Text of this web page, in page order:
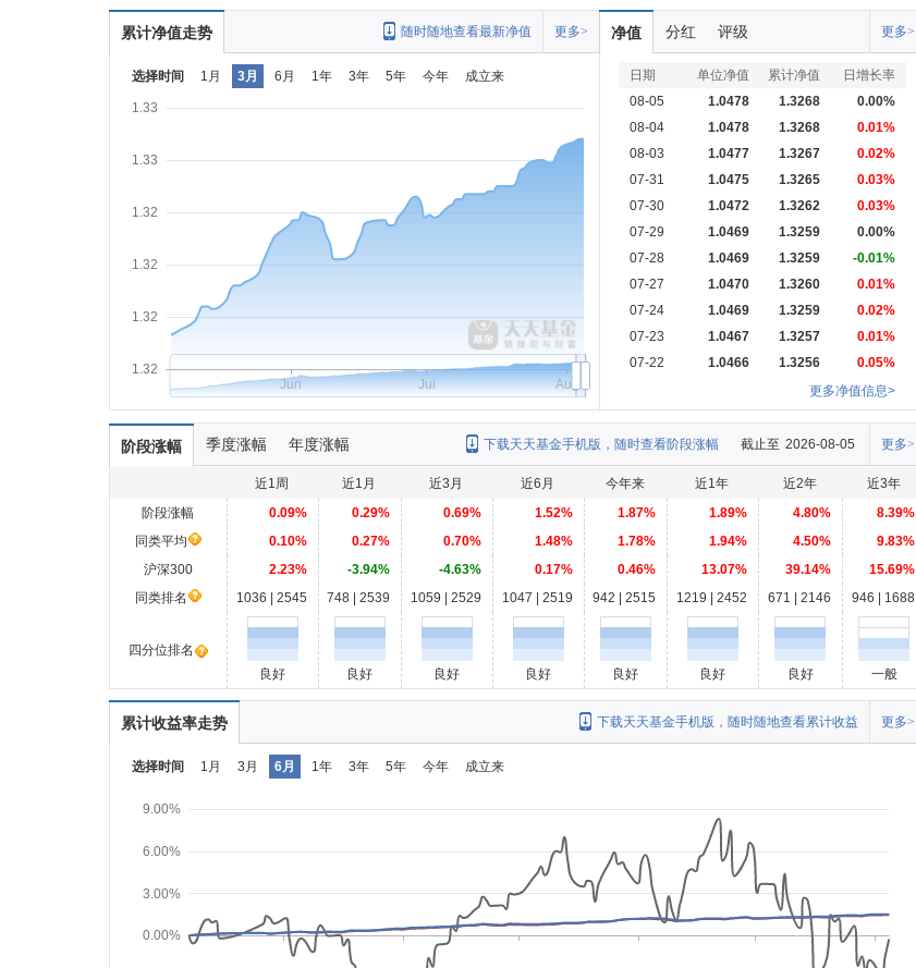
累计净值走势 更多>
随时随地查看最新净值
选择时间 1月 3月 6月 1年 3年 5年 今年 成立来
1.32
1.32
1.32
1.32
1.33
1.33
Jun Jul Aug
净值 分红 评级 更多>
日期 单位净值 累计净值
日增长率
08-05
1.0478 1.3268
0.00%
08-04
1.0478 1.3268
0.01%
08-03
1.0477 1.3267
0.02%
07-31
1.0475 1.3265
0.03%
07-30
1.0472 1.3262
0.03%
07-29
1.0469 1.3259
0.00%
07-28
1.0469 1.3259
-0.01%
07-27
1.0470 1.3260
0.01%
07-24
1.0469 1.3259
0.02%
07-23
1.0467 1.3257
0.01%
07-22
1.0466 1.3256
0.05%
更多净值信息>
阶段涨幅 季度涨幅 年度涨幅 更多>
截止至 2026-08-05
下载天天基金手机版，随时查看阶段涨幅
近1周 近1月 近3月 近6月 今年来 近1年 近2年
近3年
阶段涨幅
0.09% 0.29% 0.69% 1.52% 1.87% 1.89% 4.80%
8.39%
同类平均
0.10% 0.27% 0.70% 1.48% 1.78% 1.94% 4.50%
9.83%
沪深300
2.23% -3.94% -4.63% 0.17% 0.46% 13.07% 39.14%
15.69%
同类排名
1036 | 2545 748 | 2539 1059 | 2529 1047 | 2519 942 | 2515 1219 | 2452 671 | 2146 946 | 1688
四分位排名
良好
良好 良好 良好 良好 良好 良好 一般
累计收益率走势 更多>
下载天天基金手机版，随时随地查看累计收益
选择时间 1月 3月 6月 1年 3年 5年 今年 成立来
0.00%
3.00%
6.00%
9.00%